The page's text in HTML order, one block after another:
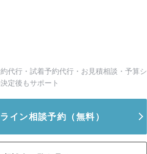
代行・試着予約代行・お見積相談・予算シ
定後もサポート
イン相談予約 （無料）